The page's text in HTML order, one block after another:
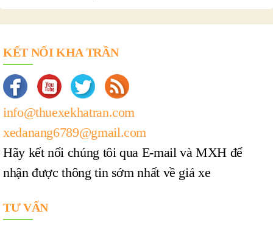
KẾT NỐI KHA TRẦN
info@thuexekhatran.com
xedanang6789@gmail.com
Hãy kết nối chúng tôi qua E-mail và MXH để
nhận được thông tin sớm nhất về giá xe
TƯ VẤN